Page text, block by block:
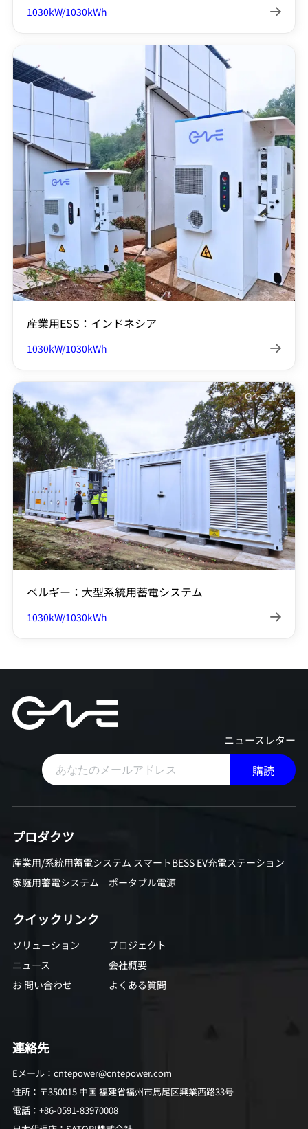
1030kW/1030kWh 
産業用ESS：インドネシア
1030kW/1030kWh 
ベルギー：大型系統用蓄電システム
1030kW/1030kWh 
ニュースレター
購読
プロダクツ
産業用/系統用蓄電システム スマートBESS EV充電ステーション
家庭用蓄電システム
ポータブル電源
クイックリンク
ソリューション
プロジェクト
ニュース
会社概要
お 問い合わせ
よくある質問
連絡先
Eメール：cntepower@cntepower.com
住所：〒350015 中国 福建省福州市馬尾区興業西路33号
電話：+86-0591-83970008